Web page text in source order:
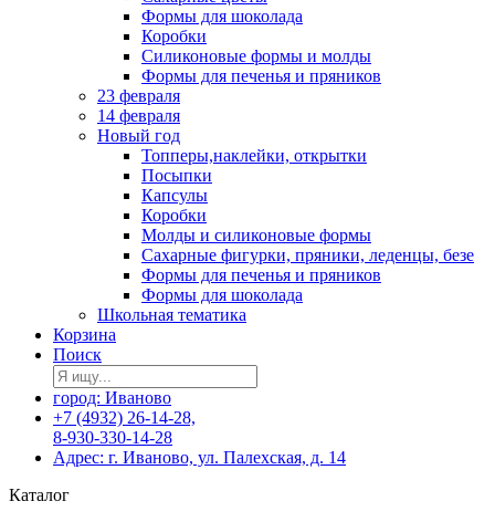
Формы для шоколада
Коробки
Силиконовые формы и молды
Формы для печенья и пряников
23 февраля
14 февраля
Новый год
Топперы,наклейки, открытки
Посыпки
Капсулы
Коробки
Молды и силиконовые формы
Сахарные фигурки, пряники, леденцы, безе
Формы для печенья и пряников
Формы для шоколада
Школьная тематика
Корзина
Поиск
город: Иваново
+7 (4932) 26-14-28,
8-930-330-14-28
Адрес: г. Иваново, ул. Палехская, д. 14
Каталог